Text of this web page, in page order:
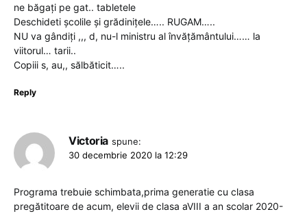
ne băgați pe gat.. tabletele
Deschideti școlile și grădinițele….. RUGAM…..
NU va gândiți ,,, d, nu-l ministru al învățământului…… la
viitorul… tarii..
Copiii s, au,, sălbăticit…..
Reply
Victoria spune:
30 decembrie 2020 la 12:29
Programa trebuie schimbata,prima generatie cu clasa
pregătitoare de acum, elevii de clasa aVIII a an scolar 2020-